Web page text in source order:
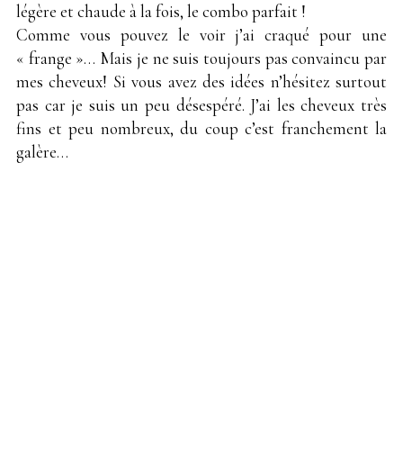
légère et chaude à la fois, le combo parfait !
Comme vous pouvez le voir j’ai craqué pour une
« frange »… Mais je ne suis toujours pas convaincu par
mes cheveux! Si vous avez des idées n’hésitez surtout
pas car je suis un peu désespéré. J’ai les cheveux très
fins et peu nombreux, du coup c’est franchement la
galère…